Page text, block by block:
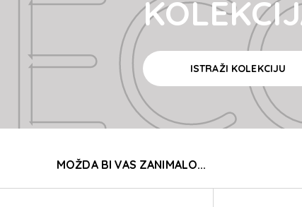
ISTRAŽI KOLEKCIJU
MOŽDA BI VAS ZANIMALO...